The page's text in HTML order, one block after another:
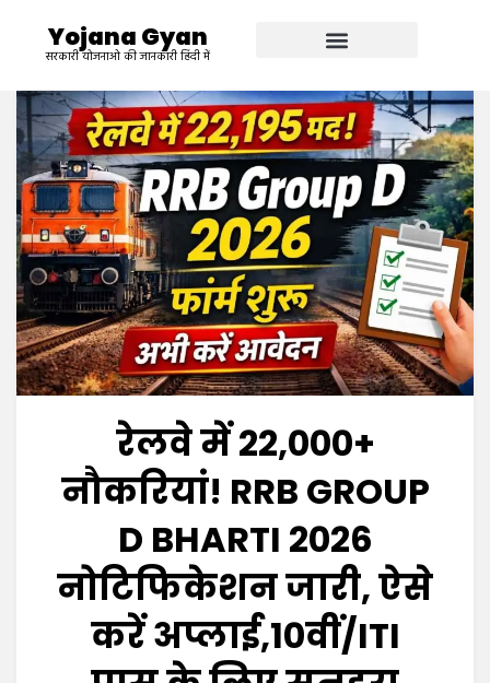
Yojana Gyan
सरकारी योजनाओ की जानकारी हिंदी में
रेलवे में 22,000+
नौकरियां! RRB GROUP
D BHARTI 2026
नोटिफिकेशन जारी, ऐसे
करें अप्लाई,10वीं/ITI